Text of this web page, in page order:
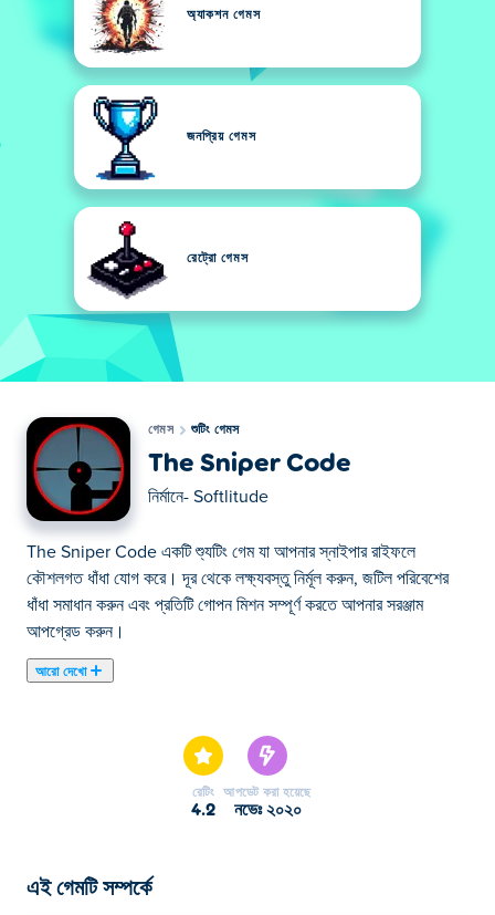
অ্যাকশন গেমস
জনপ্রিয় গেমস
রেট্রো গেমস
গেমস শুটিং গেমস
The Sniper Code
নির্মানে- Softlitude
The Sniper Code একটি শ্যুটিং গেম যা আপনার স্নাইপার রাইফলে
কৌশলগত ধাঁধা যোগ করে। দূর থেকে লক্ষ্যবস্তু নির্মূল করুন, জটিল পরিবেশের
ধাঁধা সমাধান করুন এবং প্রতিটি গোপন মিশন সম্পূর্ণ করতে আপনার সরঞ্জাম
আপগ্রেড করুন।
আরো দেখো
রেটিং
4.2
আপডেট করা হয়েছে
নভেঃ ২০২০
এই গেমটি সম্পর্কে